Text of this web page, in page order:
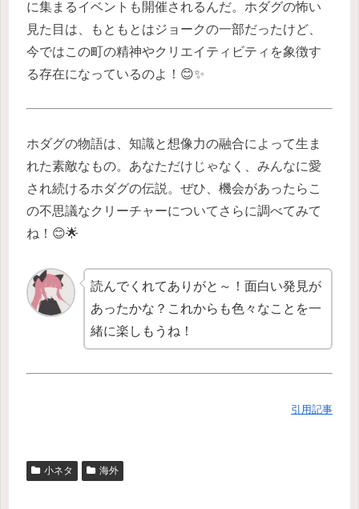
に集まるイベントも開催されるんだ。ホダグの怖い
見た目は、もともとはジョークの一部だったけど、
今ではこの町の精神やクリエイティビティを象徴す
る存在になっているのよ！😊✨
ホダグの物語は、知識と想像力の融合によって生ま
れた素敵なもの。あなただけじゃなく、みんなに愛
され続けるホダグの伝説。ぜひ、機会があったらこ
の不思議なクリーチャーについてさらに調べてみて
ね！😊🌟
読んでくれてありがと～！面白い発見が
あったかな？これからも色々なことを一
緒に楽しもうね！
引用記事
小ネタ 海外